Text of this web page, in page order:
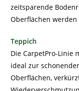
zeitsparende
Oberflächen
Teppich
DieCarpetPro-Linie
ideal zur
Oberflächen,